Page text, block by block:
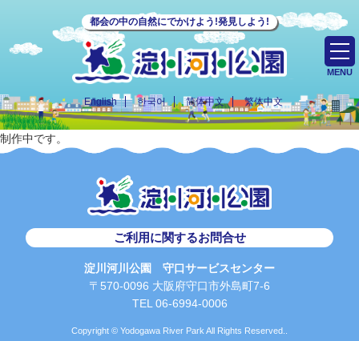
都会の中の自然にでかけよう!発見しよう!
English 한국어 简体中文 繁体中文
MENU
制作中です。
ご利用に関するお問合せ
淀川河川公園 守口サービスセンター
〒570-0096 大阪府守口市外島町7-6
TEL 06-6994-0006
Copyright © Yodogawa River Park All Rights Reserved..